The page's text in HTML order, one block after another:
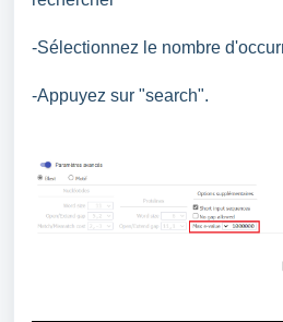
-Sélectionnez le nombre
-Appuyez sur "search".